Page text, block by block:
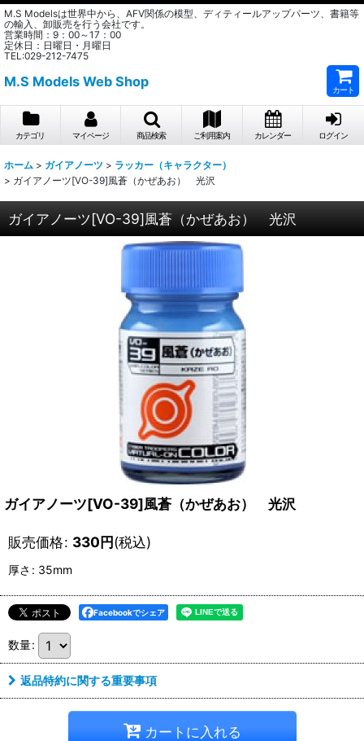
M.S Modelsは世界中から、AFV関係の模型、ディティールアップパーツ、書籍等
の輸入、卸販売を行う会社です。
営業時間：9：00～17：00
定休日：日曜日・月曜日
TEL:029-212-7475
M.S Models Web Shop
カート
カテゴリ マイページ 商品検索 ご利用案内 カレンダー ログイン
ホーム > ガイアノーツ > ラッカー（キャラクター）
> ガイアノーツ[VO-39]風蒼（かぜあお） 光沢
ガイアノーツ[VO-39]風蒼（かぜあお） 光沢
ガイアノーツ[VO-39]風蒼（かぜあお） 光沢
販売価格: 330円(税込)
厚さ : 35mm
Facebookでシェア
数量:
返品特約に関する重要事項
カートに入れる